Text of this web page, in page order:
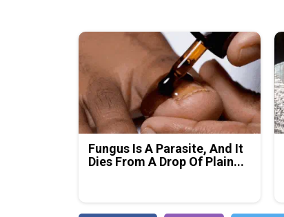
Fungus Is A Parasite, And It
Dies From A Drop Of Plain...